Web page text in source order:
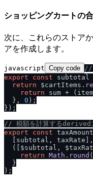
ショッピングカートの
次に、これらのストア
アを作成します。
javascript Copy code //
export
const subtotal
return $cartItems.
return sum +
  },
0 );
});
// 税額を計算するderived
export
const
  [subtotal, taxRate],
(
[$subtotal,
return Math . round
  }
);